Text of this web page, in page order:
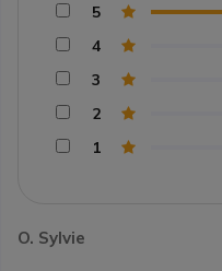
O. Sylvie
5
4
3
2
1